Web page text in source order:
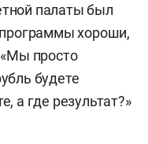
палаты был
программы хороши,
просто
будете
а где результат?»